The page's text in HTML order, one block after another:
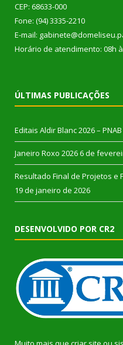
CEP: 68633-000
Fone: (94) 3335-2210
E-mail:
Horário de atendimento: 08h
ÚLTIMAS PUBLICAÇÕES
Editais Aldir Blanc 2026 – PNAB
Janeiro Roxo 2026 6 de
Resultado Final de Projetos e
19 de janeiro de 2026
DESENVOLVIDO POR CR2